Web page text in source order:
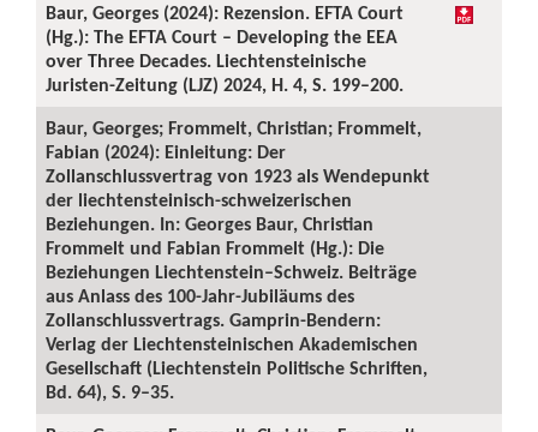
Baur, Georges (2024): Rezension. EFTA Court
(Hg.): The EFTA Court – Developing the EEA
over Three Decades. Liechtensteinische
Juristen-Zeitung (LJZ) 2024, H. 4, S. 199–200.
Baur, Georges; Frommelt, Christian; Frommelt,
Fabian (2024): Einleitung: Der
Zollanschlussvertrag von 1923 als Wendepunkt
der liechtensteinisch-schweizerischen
Beziehungen. In: Georges Baur, Christian
Frommelt und Fabian Frommelt (Hg.): Die
Beziehungen Liechtenstein–Schweiz. Beiträge
aus Anlass des 100-Jahr-Jubiläums des
Zollanschlussvertrags. Gamprin-Bendern:
Verlag der Liechtensteinischen Akademischen
Gesellschaft (Liechtenstein Politische Schriften,
Bd. 64), S. 9–35.